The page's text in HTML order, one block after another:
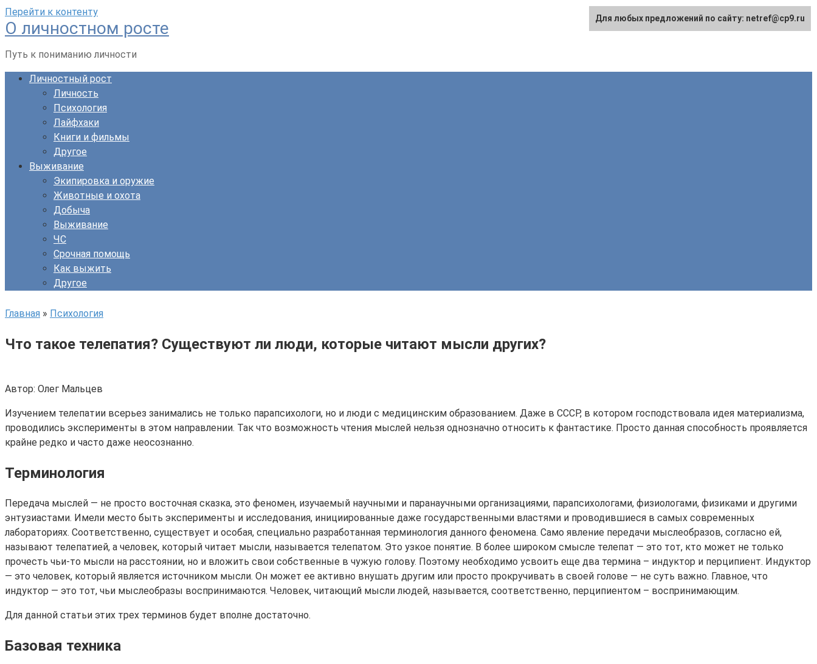
Перейти к контенту
О личностном росте
Путь к пониманию личности
Личностный рост
Личность
Психология
Лайфхаки
Книги и фильмы
Другое
Выживание
Экипировка и оружие
Животные и охота
Добыча
Выживание
ЧС
Срочная помощь
Как выжить
Другое
Главная » Психология
Что такое телепатия? Существуют ли люди, которые читают мысли других?
Автор: Олег Мальцев
Изучением телепатии всерьез занимались не только парапсихологи, но и люди с медицинским образованием. Даже в СССР, в котором господствовала идея материализма,
проводились эксперименты в этом направлении. Так что возможность чтения мыслей нельзя однозначно относить к фантастике. Просто данная способность проявляется
крайне редко и часто даже неосознанно.
Терминология
Передача мыслей — не просто восточная сказка, это феномен, изучаемый научными и паранаучными организациями, парапсихологами, физиологами, физиками и другими
энтузиастами. Имели место быть эксперименты и исследования, инициированные даже государственными властями и проводившиеся в самых современных
лабораториях. Соответственно, существует и особая, специально разработанная терминология данного феномена. Само явление передачи мыслеобразов, согласно ей,
называют телепатией, а человек, который читает мысли, называется телепатом. Это узкое понятие. В более широком смысле телепат — это тот, кто может не только
прочесть чьи-то мысли на расстоянии, но и вложить свои собственные в чужую голову. Поэтому необходимо усвоить еще два термина – индуктор и перципиент. Индуктор
— это человек, который является источником мысли. Он может ее активно внушать другим или просто прокручивать в своей голове — не суть важно. Главное, что
индуктор — это тот, чьи мыслеобразы воспринимаются. Человек, читающий мысли людей, называется, соответственно, перципиентом – воспринимающим.
Для данной статьи этих трех терминов будет вполне достаточно.
Базовая техника
Для любых предложений по сайту: netref@cp9.ru